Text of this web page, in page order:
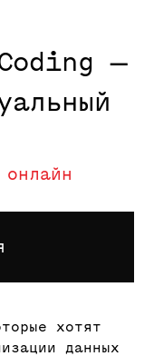
хотят
данных